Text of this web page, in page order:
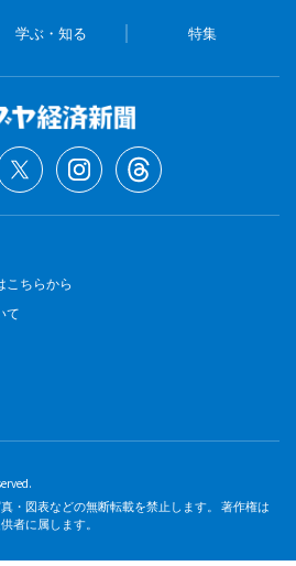
学ぶ・知る 特集
こちらから
て
・図表などの無断転載を禁止します。 著作権は
者に属します。